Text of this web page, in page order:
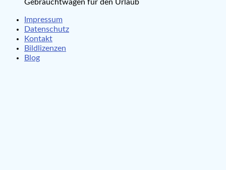
Gebrauchtwagen für den Urlaub
Impressum
Datenschutz
Kontakt
Bildlizenzen
Blog